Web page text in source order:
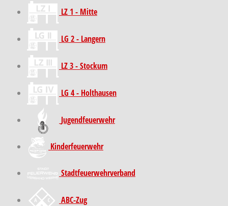
LZ 1 - Mitte
LG 2 - Langern
LZ 3 - Stockum
LG 4 - Holthausen
Jugendfeuerwehr
Kinder­feuer­wehr
Stadt­feuer­wehr­verband
ABC-Zug